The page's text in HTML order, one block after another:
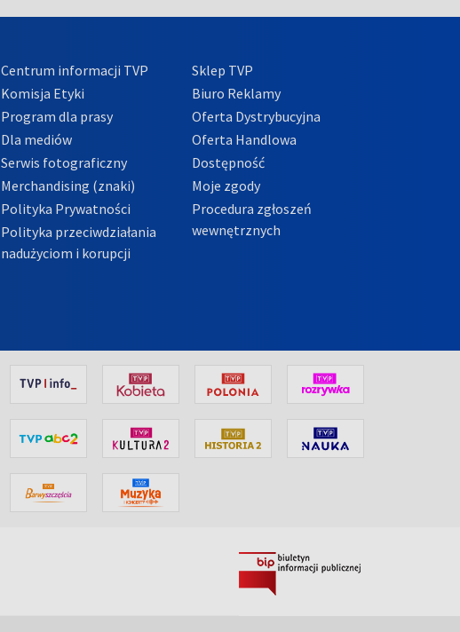
Centrum informacji TVP
Komisja Etyki
Program dla prasy
Dla mediów
Serwis fotograficzny
Merchandising (znaki)
Polityka Prywatności
Polityka przeciwdziałania
nadużyciom i korupcji
Sklep TVP
Biuro Reklamy
Oferta Dystrybucyjna
Oferta Handlowa
Dostępność
Moje zgody
Procedura zgłoszeń
wewnętrznych